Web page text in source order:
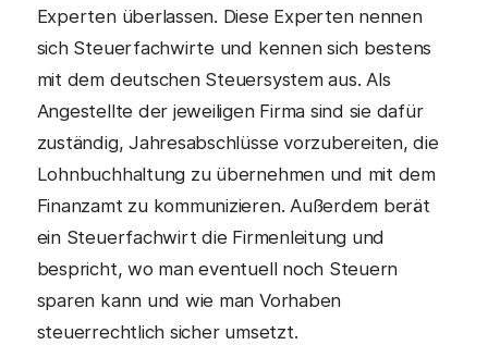
Experten überlassen. Diese Experten nennen
sich Steuerfachwirte und kennen sich bestens
mit dem deutschen Steuersystem aus. Als
Angestellte der jeweiligen Firma sind sie dafür
zuständig, Jahresabschlüsse vorzubereiten, die
Lohnbuchhaltung zu übernehmen und mit dem
Finanzamt zu kommunizieren. Außerdem berät
ein Steuerfachwirt die Firmenleitung und
bespricht, wo man eventuell noch Steuern
sparen kann und wie man Vorhaben
steuerrechtlich sicher umsetzt.